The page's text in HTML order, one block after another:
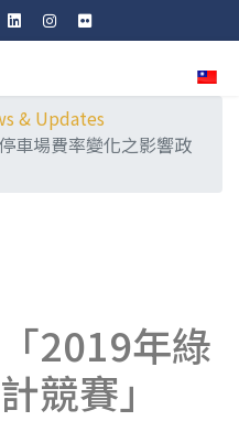
& Updates
車場費率變化之影響政
2019年綠
競賽」